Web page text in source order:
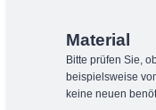
Material
Bitte prüfen Sie,
beispielsweise
keine neuen